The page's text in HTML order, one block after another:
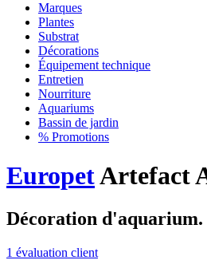
Marques
Plantes
Substrat
Décorations
Équipement technique
Entretien
Nourriture
Aquariums
Bassin de jardin
% Promotions
EuropetArtefact
Décoration d'aquarium.
1 évaluation client